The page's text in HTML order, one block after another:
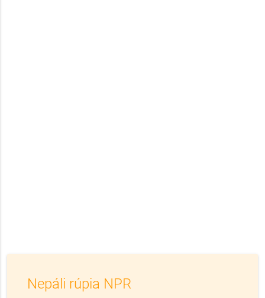
Nepáli rúpia NPR